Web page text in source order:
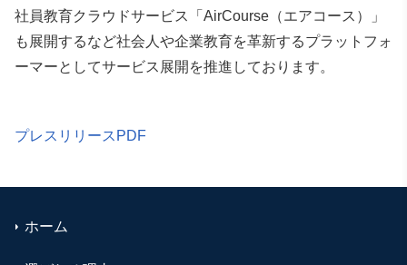
社員教育クラウドサービス「AirCourse（エアコース）」
も展開するなど社会人や企業教育を革新するプラットフォ
ーマーとしてサービス展開を推進しております。
プレスリリースPDF
ホーム